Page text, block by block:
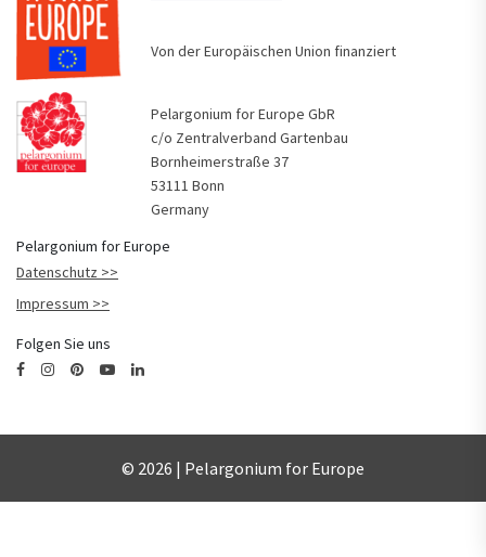
Von der Europäischen Union finanziert
Pelargonium for Europe GbR
c/o Zentralverband Gartenbau
Bornheimerstraße 37
53111 Bonn
Germany
Pelargonium for Europe
Datenschutz
Impressum
Folgen Sie uns
© 2026 | Pelargonium for Europe